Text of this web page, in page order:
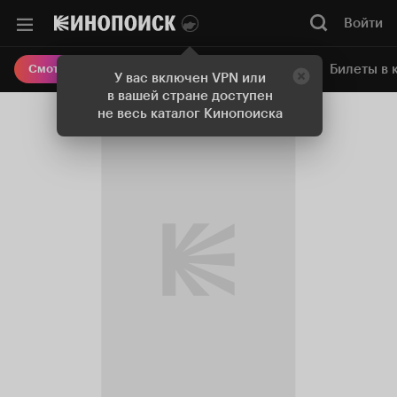
У вас включен VPN или
в вашей стране доступен
не весь каталог Кинопоиска
Войти
Смотреть кино Онлайн-кинотеатр Билеты в